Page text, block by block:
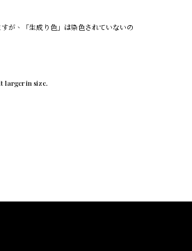
が、「生成り色」は染色されていないの
larger in size.